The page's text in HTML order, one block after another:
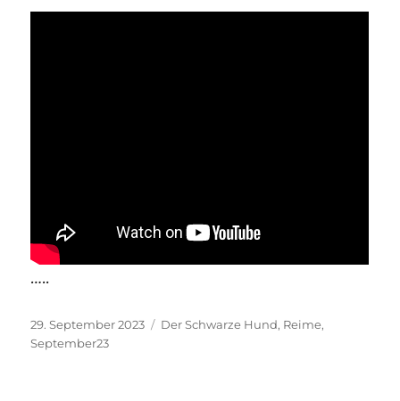
…..
Veröffentlicht
am
29. September 2023 Kategorien
Der Schwarze Hund, Reime,
September23